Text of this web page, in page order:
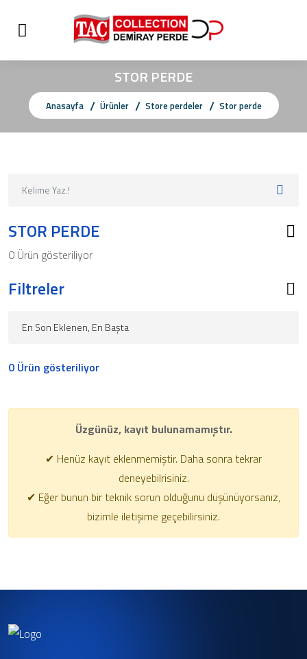
STOR PERDE
Anasayfa Ürünler Store perdeler Stor perde
STOR PERDE
0 Ürün gösteriliyor
Filtreler
0 Ürün gösteriliyor
Üzgünüz, kayıt bulunamamıştır.
✔ Henüz kayıt eklenmemiştir. Daha sonra tekrar
deneyebilrisiniz.
✔ Eğer bunun bir teknik sorun olduğunu düşünüyorsanız,
bizimle iletişime geçebilirsiniz.